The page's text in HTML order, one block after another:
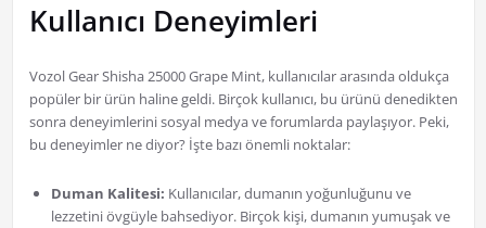
Kullanıcı Deneyimleri
Vozol Gear Shisha 25000 Grape Mint, kullanıcılar arasında oldukça
popüler bir ürün haline geldi. Birçok kullanıcı, bu ürünü denedikten
sonra deneyimlerini sosyal medya ve forumlarda paylaşıyor. Peki,
bu deneyimler ne diyor? İşte bazı önemli noktalar:
Duman Kalitesi: Kullanıcılar, dumanın yoğunluğunu ve
lezzetini övgüyle bahsediyor. Birçok kişi, dumanın yumuşak ve